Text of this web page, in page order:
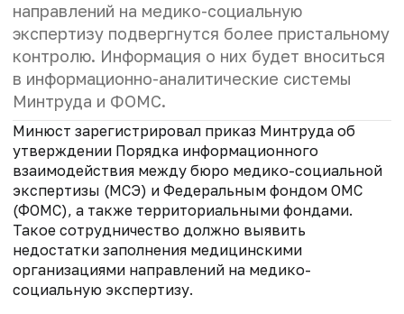
направлений на медико-социальную
экспертизу подвергнутся более пристальному
контролю. Информация о них будет вноситься
в информационно-аналитические системы
Минтруда и ФОМС.
Минюст зарегистрировал приказ Минтруда об
утверждении Порядка информационного
взаимодействия между бюро медико-социальной
экспертизы (МСЭ) и Федеральным фондом ОМС
(ФОМС), а также территориальными фондами.
Такое сотрудничество должно выявить
недостатки заполнения медицинскими
организациями направлений на медико-
социальную экспертизу.